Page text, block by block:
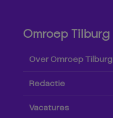
Omroep Tilburg
Over Omroep Tilburg
Redactie
Vacatures